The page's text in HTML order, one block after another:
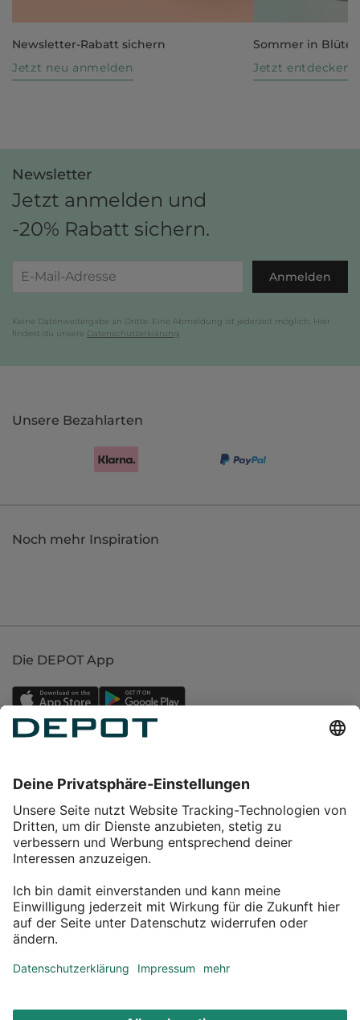
Newsletter-Rabatt sichern
Jetzt neu anmelden
Sommer in Blüte
Jetzt entdecken
Newsletter
Jetzt anmelden und
-20% Rabatt sichern.
Anmelden
Keine Datenweitergabe an Dritte. Eine Abmeldung ist jederzeit möglich. Hier
findest du unsere Datenschutzerklärung
Unsere Bezahlarten
Noch mehr Inspiration
Die DEPOT App
Service
Über DEPOT
Kontakt